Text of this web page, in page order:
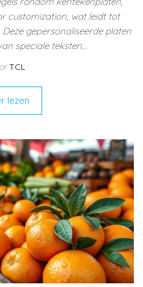
customization, wat leidt tot
gepersonaliseerde platen
speciale teksten…
TCL
lezen